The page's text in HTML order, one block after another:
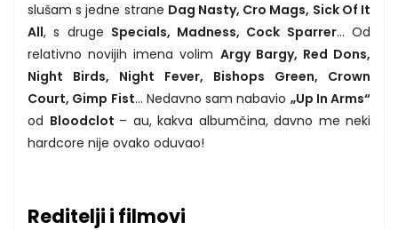
slušam s jedne strane Dag Nasty, Cro Mags, Sick Of It
All, s druge Specials, Madness, Cock Sparrer... Od
relativno novijih imena volim Argy Bargy, Red Dons,
Night Birds, Night Fever, Bishops Green, Crown
Court, Gimp Fist... Nedavno sam nabavio „Up In Arms“
od Bloodclot – au, kakva albumčina, davno me neki
hardcore nije ovako oduvao!
Reditelji i filmovi